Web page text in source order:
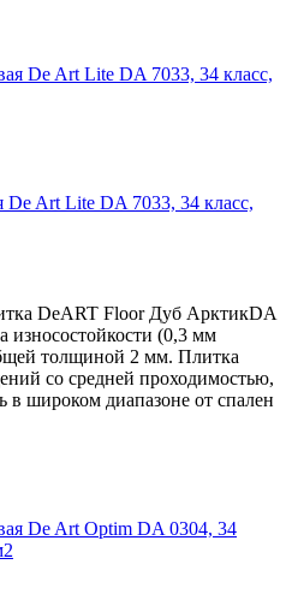
Art Lite DA 7033, 34 класс,
DeART Floor Дуб АрктикDA
износостойкости (0,3 мм
толщиной 2 мм. Плитка
со средней проходимостью,
в широком диапазоне от спален